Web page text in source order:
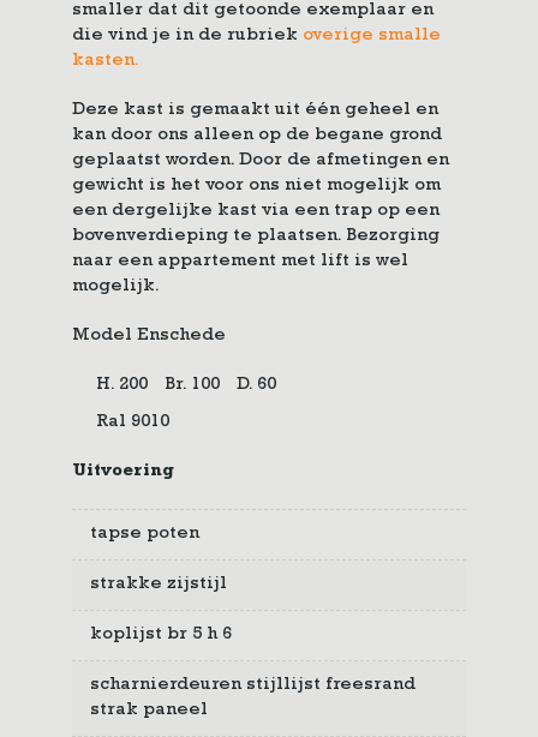
smaller dat dit getoonde exemplaar en
die vind je in de rubriek overige smalle
kasten.
Deze kast is gemaakt uit één geheel en
kan door ons alleen op de begane grond
geplaatst worden. Door de afmetingen en
gewicht is het voor ons niet mogelijk om
een dergelijke kast via een trap op een
bovenverdieping te plaatsen. Bezorging
naar een appartement met lift is wel
mogelijk.
Model Enschede
H. 200 Br. 100 D. 60
Ral 9010
Uitvoering
tapse poten
strakke zijstijl
koplijst br 5 h 6
scharnierdeuren stijllijst freesrand
strak paneel